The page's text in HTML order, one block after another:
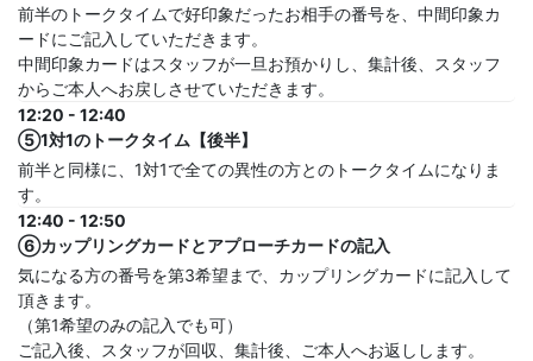
前半のトークタイムで好印象だったお相手の番号を、中間印象カ
ードにご記入していただきます。
中間印象カードはスタッフが一旦お預かりし、集計後、スタッフ
からご本人へお戻しさせていただきます。
12:20 - 12:40
⑤1対1のトークタイム【後半】
前半と同様に、1対1で全ての異性の方とのトークタイムになりま
す。
12:40 - 12:50
⑥カップリングカードとアプローチカードの記入
気になる方の番号を第3希望まで、カップリングカードに記入して
頂きます。
（第1希望のみの記入でも可）
ご記入後、スタッフが回収、集計後、ご本人へお返しします。